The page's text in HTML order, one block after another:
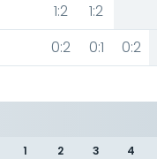
1:2 1:2
0:2 0:1 0:2
1 2 3 4